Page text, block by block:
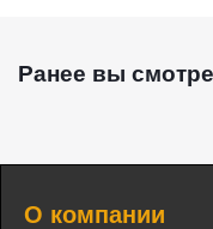
Ранее вы
О компании